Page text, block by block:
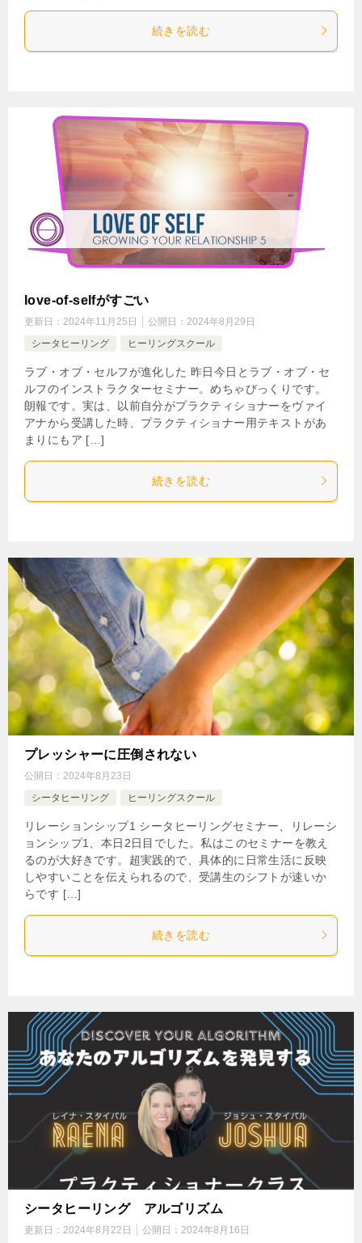
続きを読む
love-of-selfがすごい
更新日： 2024年11月25日 公開日： 2024年8月29日
シータヒーリング
ヒーリングスクール
ラブ・オブ・セルフが進化した 昨日今日とラブ・オブ・セ
ルフのインストラクターセミナー。めちゃびっくりです。
朗報です。実は、以前自分がプラクティショナーをヴァイ
アナから受講した時、プラクティショナー用テキストがあ
まりにもア […]
続きを読む
プレッシャーに圧倒されない
公開日： 2024年8月23日
シータヒーリング
ヒーリングスクール
リレーションシップ1 シータヒーリングセミナー、リレーシ
ョンシップ1、本日2日目でした。私はこのセミナーを教え
るのが大好きです。超実践的で、具体的に日常生活に反映
しやすいことを伝えられるので、受講生のシフトが速いか
らです […]
続きを読む
シータヒーリング アルゴリズム
更新日： 2024年8月22日 公開日： 2024年8月16日